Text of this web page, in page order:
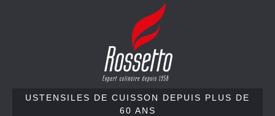
s
e
t
t
USTENSILES DE CUISSON
DEPUIS PLUS DE
60 ANS